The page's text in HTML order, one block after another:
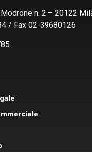
n. 2 – 20122
/ Fax 02-39680126